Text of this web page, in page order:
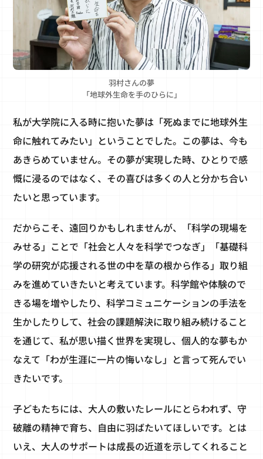
羽村さんの夢
「地球外生命を手のひらに」
私が大学院に入る時に抱いた夢は「死ぬまでに地球外生
命に触れてみたい」ということでした。この夢は、今も
あきらめていません。その夢が実現した時、ひとりで感
慨に浸るのではなく、その喜びは多くの人と分かち合い
たいと思っています。
だからこそ、遠回りかもしれませんが、「科学の現場を
みせる」ことで「社会と人々を科学でつなぎ」「基礎科
学の研究が応援される世の中を草の根から作る」取り組
みを進めていきたいと考えています。科学館や体験ので
きる場を増やしたり、科学コミュニケーションの手法を
生かしたりして、社会の課題解決に取り組み続けること
を通じて、私が思い描く世界を実現し、個人的な夢もか
なえて「わが生涯に一片の悔いなし」と言って死んでい
きたいです。
子どもたちには、大人の敷いたレールにとらわれず、守
破離の精神で育ち、自由に羽ばたいてほしいです。とは
いえ、大人のサポートは成長の近道を示してくれること